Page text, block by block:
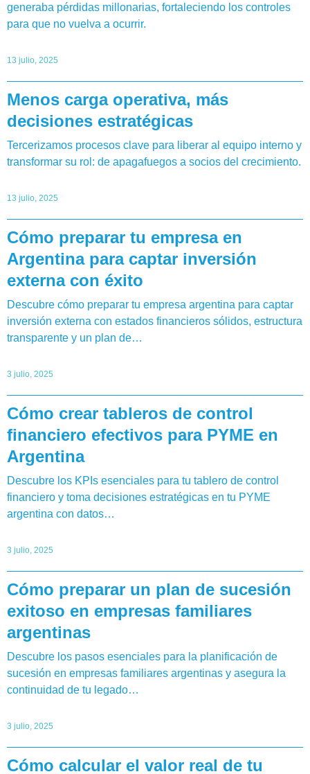
generaba pérdidas millonarias, fortaleciendo los controles
para que no vuelva a ocurrir.
13 julio, 2025
Menos carga operativa, más
decisiones estratégicas
Tercerizamos procesos clave para liberar al equipo interno y
transformar su rol: de apagafuegos a socios del crecimiento.
13 julio, 2025
Cómo preparar tu empresa en
Argentina para captar inversión
externa con éxito
Descubre cómo preparar tu empresa argentina para captar
inversión externa con estados financieros sólidos, estructura
transparente y un plan de…
3 julio, 2025
Cómo crear tableros de control
financiero efectivos para PYME en
Argentina
Descubre los KPIs esenciales para tu tablero de control
financiero y toma decisiones estratégicas en tu PYME
argentina con datos…
3 julio, 2025
Cómo preparar un plan de sucesión
exitoso en empresas familiares
argentinas
Descubre los pasos esenciales para la planificación de
sucesión en empresas familiares argentinas y asegura la
continuidad de tu legado…
3 julio, 2025
Cómo calcular el valor real de tu